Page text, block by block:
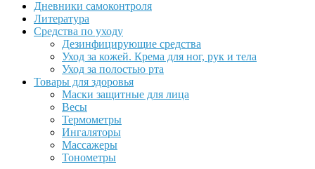
Дневники самоконтроля
Литература
Средства по уходу
Дезинфицирующие средства
Уход за кожей. Крема для ног, рук и тела
Уход за полостью рта
Товары для здоровья
Маски защитные для лица
Весы
Термометры
Ингаляторы
Массажеры
Тонометры